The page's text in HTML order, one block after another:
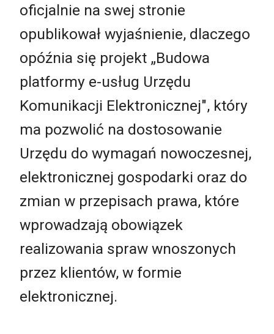
oficjalnie na swej stronie
opublikował wyjaśnienie, dlaczego
opóźnia się projekt „Budowa
platformy e-usług Urzędu
Komunikacji Elektronicznej", który
ma pozwolić na dostosowanie
Urzędu do wymagań nowoczesnej,
elektronicznej gospodarki oraz do
zmian w przepisach prawa, które
wprowadzają obowiązek
realizowania spraw wnoszonych
przez klientów, w formie
elektronicznej.